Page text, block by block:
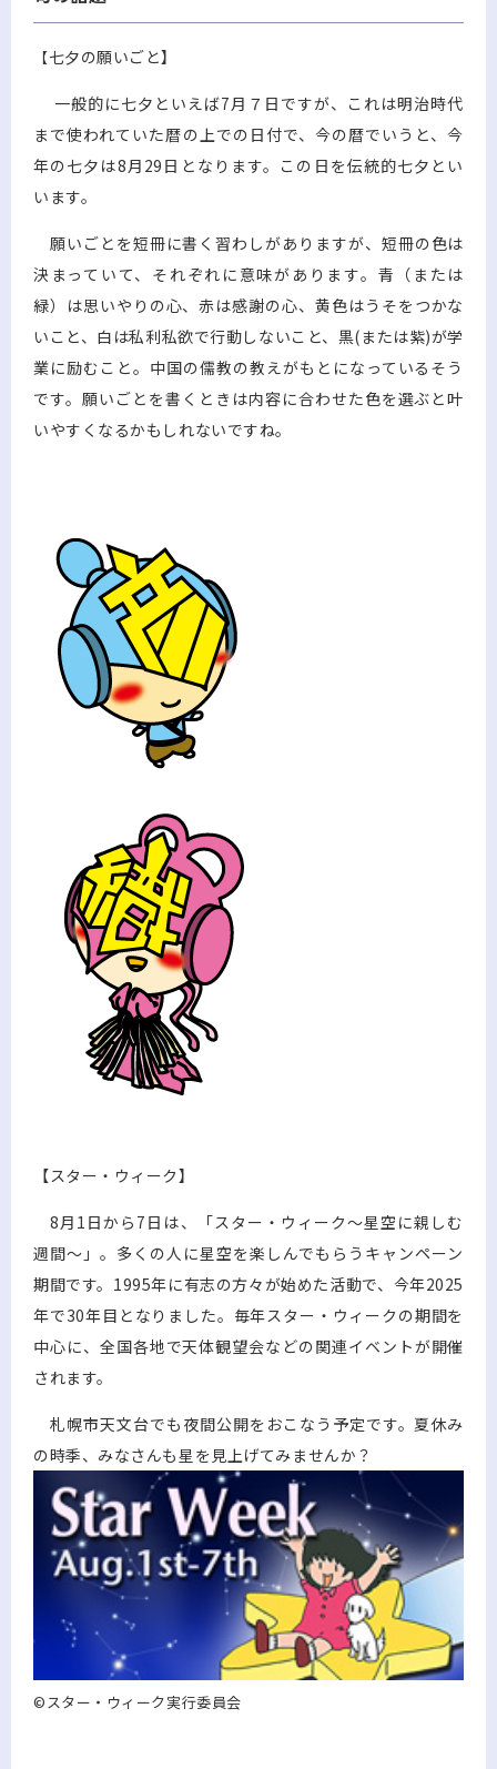
【七夕の願いごと】
一般的に七夕といえば7月７日ですが、これは明治時代
まで使われていた暦の上での日付で、今の暦でいうと、今
年の七夕は8月29日となります。この日を伝統的七夕とい
います。
願いごとを短冊に書く習わしがありますが、短冊の色は
決まっていて、それぞれに意味があります。青（または
緑）は思いやりの心、赤は感謝の心、黄色はうそをつかな
いこと、白は私利私欲で行動しないこと、黒(または紫)が学
業に励むこと。中国の儒教の教えがもとになっているそう
です。願いごとを書くときは内容に合わせた色を選ぶと叶
いやすくなるかもしれないですね。
【スター・ウィーク】
8月1日から7日は、「スター・ウィーク～星空に親しむ
週間～」。多くの人に星空を楽しんでもらうキャンペーン
期間です。1995年に有志の方々が始めた活動で、今年2025
年で30年目となりました。毎年スター・ウィークの期間を
中心に、全国各地で天体観望会などの関連イベントが開催
されます。
札幌市天文台でも夜間公開をおこなう予定です。夏休み
の時季、みなさんも星を見上げてみませんか？
©スター・ウィーク実行委員会